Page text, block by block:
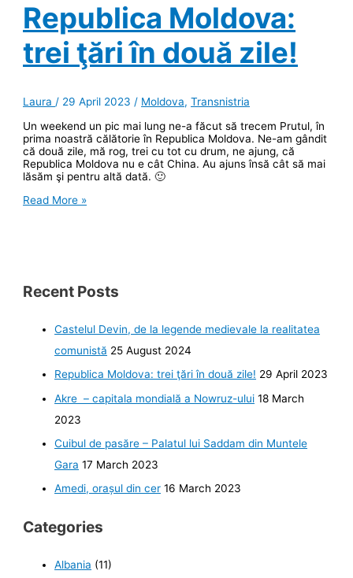
Republica Moldova:
trei ţări în două zile!
Laura / 29 April 2023 / Moldova,Transnistria
Un weekend un pic mai lung ne-a făcut să trecem Prutul, în
prima noastră călătorie în Republica Moldova. Ne-am gândit
că două zile, mă rog, trei cu tot cu drum, ne ajung, că
Republica Moldova nu e cât China. Au ajuns însă cât să mai
lăsăm şi pentru altă dată. 🙂
Republica
Read More »
Recent Posts
Castelul Devin, de la legende medievale la realitatea
comunistă 25 August 2024
Republica Moldova: trei ţări în două zile! 29 April 2023
Akre – capitala mondială a Nowruz-ului 18 March
2023
Cuibul de pasăre – Palatul lui Saddam din Muntele
Gara 17 March 2023
Amedi, orașul din cer 16 March 2023
Categories
Albania (11)